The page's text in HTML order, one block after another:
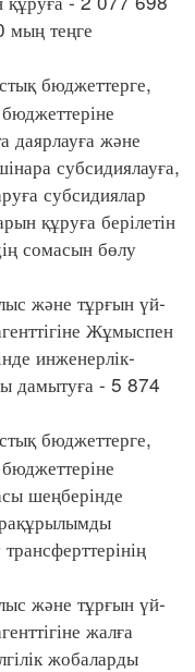
мың теңге
бюджеттерге,
даярлауға және
субсидиялауға,
субсидиялар
құруға берілетін
сомасын бөлу
және тұрғын үй-
Жұмыспен
инженерлік-
дамытуға - 5 874
бюджеттерге,
шеңберінде
және тұрғын үй-
жалға
жобаларды